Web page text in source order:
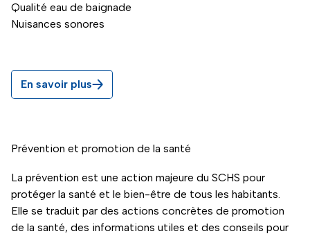
Qualité eau de baignade
Nuisances sonores
En savoir plus
Prévention et promotion de la santé
La prévention est une action majeure du SCHS pour
protéger la santé et le bien-être de tous les habitants.
Elle se traduit par des actions concrètes de promotion
de la santé, des informations utiles et des conseils pour